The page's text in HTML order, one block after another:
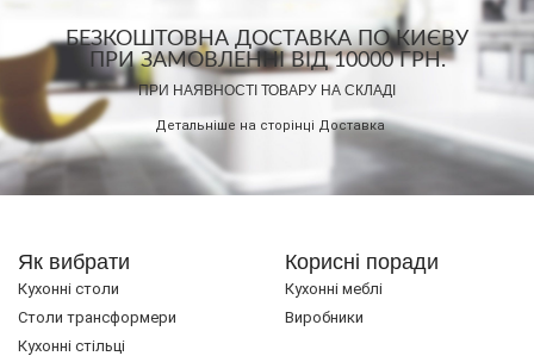
БЕЗКОШТОВНА ДОСТАВКА ПО КИЄВУ
ПРИ ЗАМОВЛЕННІ ВІД 10000 ГРН.
ПРИ НАЯВНОСТІ ТОВАРУ НА СКЛАДІ
Детальніше на сторінці Доставка
Як вибрати
Кухонні столи
Cтоли трансформери
Кухонні стільці
Корисні поради
Кухонні меблі
Виробники